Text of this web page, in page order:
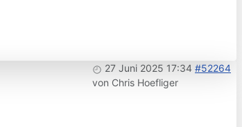
27 Juni 2025 17:34 #52264
von Chris Hoefliger